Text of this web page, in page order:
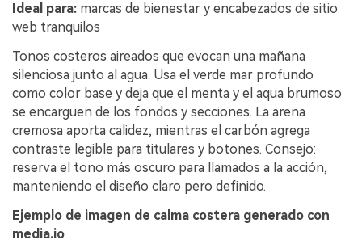
Ideal para: marcas de bienestar y encabezados de sitio
web tranquilos
Tonos costeros aireados que evocan una mañana
silenciosa junto al agua. Usa el verde mar profundo
como color base y deja que el menta y el aqua brumoso
se encarguen de los fondos y secciones. La arena
cremosa aporta calidez, mientras el carbón agrega
contraste legible para titulares y botones. Consejo:
reserva el tono más oscuro para llamados a la acción,
manteniendo el diseño claro pero definido.
Ejemplo de imagen de calma costera generado con
media.io